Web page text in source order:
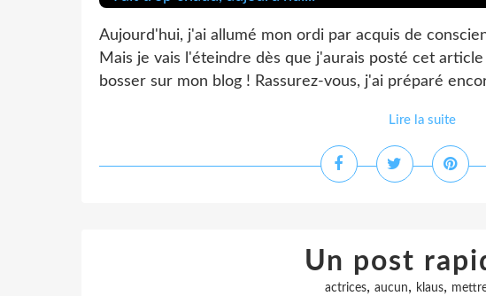
Aujourd'hui, j'ai allumé mon ordi par acquis de
Mais je vais l'éteindre dès que j'aurais posté cet
bosser sur mon blog ! Rassurez-vous, j'ai préparé
Lire la suite
Un post
actrices, aucun, klaus,